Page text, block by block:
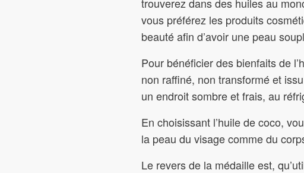
vous préférez les produits
beauté afin d’avoir une peau
Pour bénéficier des bienfaits de
non raffiné, non transformé et
un endroit sombre et frais, au
En choisissant l’huile de coco,
la peau du visage comme du
Le revers de la médaille est,